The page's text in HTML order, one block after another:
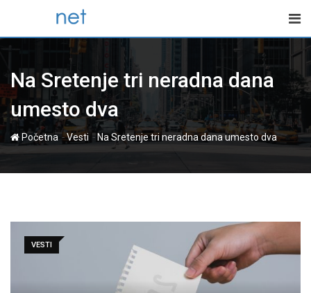
content
Na Sretenje tri neradna dana
umesto dva
Početna-Vesti - Na Sretenje tri neradna dana umesto dva
VESTI